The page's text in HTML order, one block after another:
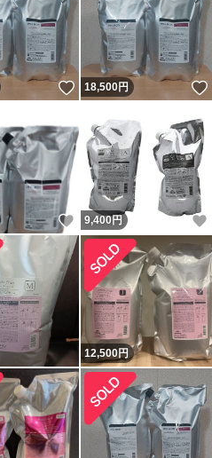
いいね！
18,500円
いいね！
9,400円
12,500円